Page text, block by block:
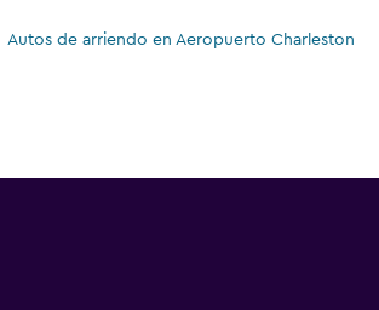
Autos de arriendo en Aeropuerto Charleston